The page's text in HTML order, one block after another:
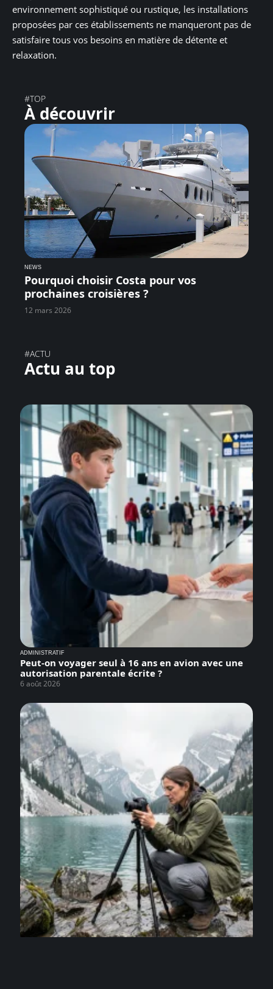
environnement sophistiqué ou rustique, les installations
proposées par ces établissements ne manqueront pas de
satisfaire tous vos besoins en matière de détente et
relaxation.
#TOP
À découvrir
NEWS
Pourquoi choisir Costa pour vos
prochaines croisières ?
12 mars 2026
#ACTU
Actu au top
ADMINISTRATIF
Peut-on voyager seul à 16 ans en avion avec une
autorisation parentale écrite ?
6 août 2026